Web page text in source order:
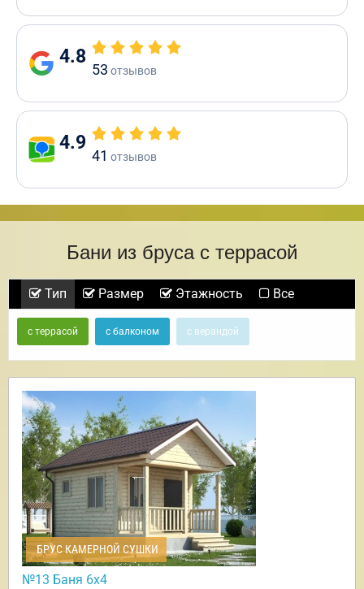
4.8
53 отзывов
4.9
41 отзывов
Бани из бруса с террасой
Тип Размер Этажность Все
с террасой с балконом с верандой
БРУС КАМЕРНОЙ СУШКИ
№13 Баня 6х4